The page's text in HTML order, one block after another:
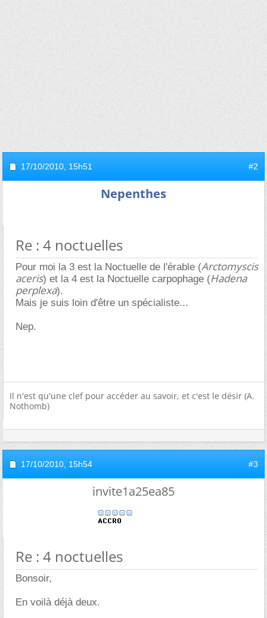
17/10/2010, 15h51 #2
Nepenthes
Re : 4 noctuelles
Pour moi la 3 est la Noctuelle de l'érable (Arctomyscis
aceris) et la 4 est la Noctuelle carpophage (Hadena
perplexa).
Mais je suis loin d'être un spécialiste...
Nep.
Il n'est qu'une clef pour accéder au savoir, et c'est le désir (A.
Nothomb)
17/10/2010, 15h54 #3
invite1a25ea85
Re : 4 noctuelles
Bonsoir,
En voilà déjà deux.